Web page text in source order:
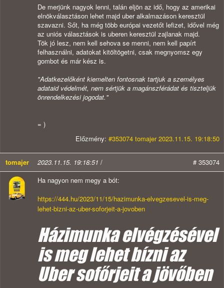
De merjünk nagyok lenni, talán eljön az idő, hogy az amerikai
elnökválasztáson lehet majd uber alkalmazáson keresztül
szavazni. Sőt, ha még több európai vezetőt lefizet, idővel még
az uniós választások is uberen keresztül zajlanak majd.
Tök jó lesz, nem kell sehova se menni, nem kell papírt
felhasználni, adatokat kitöltögetni, csak megnyomsz egy
gombot és már kész is.
"Adatkezelőként kiemelten fontosnak tartjuk a személyes
adataid védelmét, nem sértjük a magánszférádat és tiszteljük
önrendelkezési jogodat."
= )
Előzmény: #353074 tomajer 2023.11.15. 19:18:50
tomajer 2023.11.15. 19:18:51 /
# 353074
Ha nagyon nem megy a bót:
https://444.hu/2023/11/15/hazimunka-elvegzesevel-is-meg-
lehet-bizni-az-uber-soforjeit-a-jovoben
Házimunka elvégzésével
is meg lehet bízni az
Uber sofőrjeit a jövőben